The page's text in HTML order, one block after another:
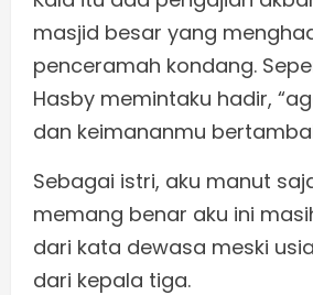
masjid besar yang
penceramah kondang.
Hasby memintaku hadir,
dan keimananmu
Sebagai istri, aku manut
memang benar aku ini
dari kata dewasa meski
dari kepala tiga.